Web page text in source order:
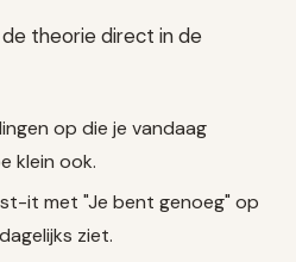
theorie direct in de
op die je vandaag
klein ook.
it met "Je bent genoeg" op
ziet.